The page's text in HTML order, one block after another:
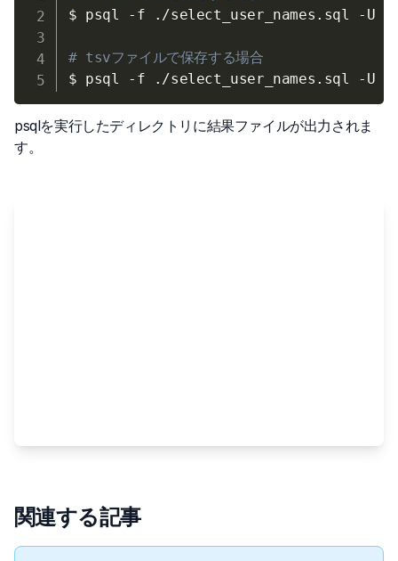
$ psql
-f ./select_user_names.sql -U
# tsvファイルで保存する場合
$ psql
-f ./select_user_names.sql -U
psqlを実行したディレクトリに結果ファイルが出力されま
す。
関連する記事